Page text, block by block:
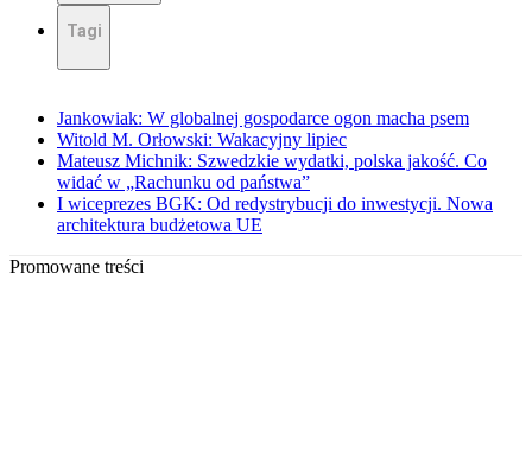
Tagi
Jankowiak: W globalnej gospodarce ogon macha psem
Witold M. Orłowski: Wakacyjny lipiec
Mateusz Michnik: Szwedzkie wydatki, polska jakość. Co
widać w „Rachunku od państwa”
I wiceprezes BGK: Od redystrybucji do inwestycji. Nowa
architektura budżetowa UE
Promowane treści